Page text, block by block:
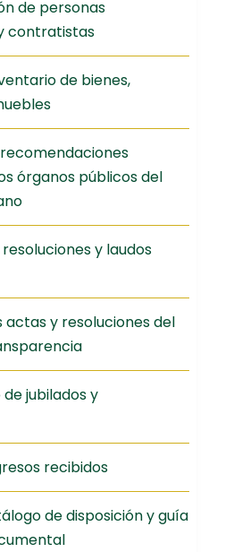
de personas
contratistas
de bienes,
recomendaciones
órganos públicos del
resoluciones y laudos
actas y resoluciones del
de jubilados y
recibidos
de disposición y guía